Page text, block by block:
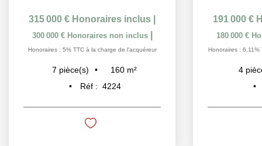
315 000 € Honoraires inclus
300 000 € Honoraires non inclus
Honoraires : 5% TTC à la charge de l'acquéreur
7 pièce(s) 160 m²
Réf : 4224
191 000 €
180 000 €
Honoraires : 6,11%
4